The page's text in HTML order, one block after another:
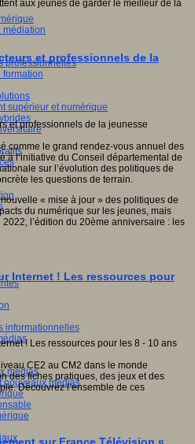
médiation
professionnelles
formation
supérieur et numérique
informationnelles
médias
nouveaux médias
aux jeunes de garder le meilleur de la
et professionnels de la
comme le grand rendez-vous annuel des
à l’initiative du Conseil départemental de
sur l’évolution des politiques de
les questions de terrain.
« mise à jour » des politiques de
du numérique sur les jeunes, mais
l’édition du 20ème anniversaire : les
Internet ! Les ressources pour
CE2 au CM2 dans le monde
des fiches pratiques, des jeux et des
Découvrez l’ensemble de ces